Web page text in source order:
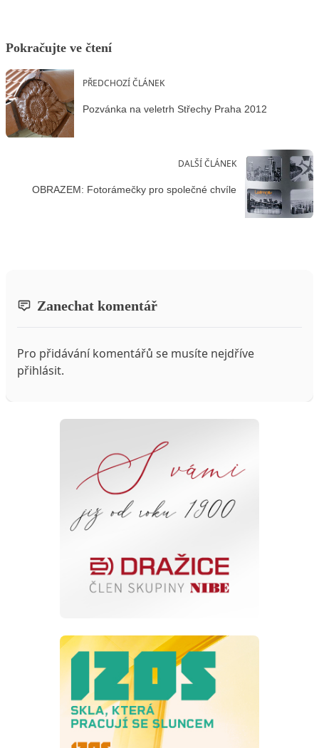
Pokračujte ve čtení
PŘEDCHOZÍ ČLÁNEK
Pozvánka na veletrh Střechy Praha 2012
DALŠÍ ČLÁNEK
OBRAZEM: Fotorámečky pro společné chvíle
Zanechat komentář
Pro přidávání komentářů se musíte nejdříve
přihlásit.